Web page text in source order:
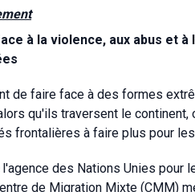
à la violence, aux abus et
de faire face à des formes
qu'ils traversent le
frontalières à faire plus pour
des Nations Unies pour
de Migration Mixte (CMM)